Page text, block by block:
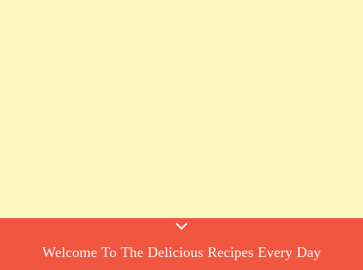
Welcome To The Delicious Recipes Every Day